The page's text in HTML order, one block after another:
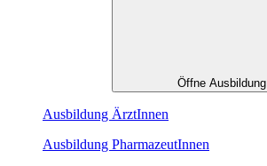
Öffne Ausbildung
Ausbildung ÄrztInnen
Ausbildung PharmazeutInnen